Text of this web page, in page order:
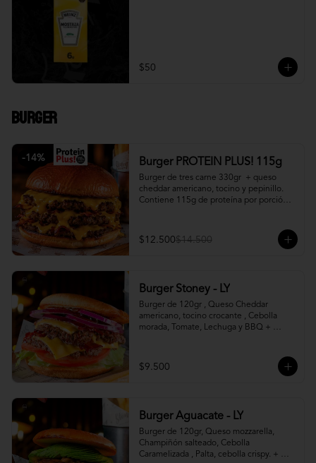
$50
Burger
-14% Burger PROTEIN PLUS! 115g
Burger de tres carne 330gr  + queso
cheddar americano, tocino y pepinillo.
Contiene 115g de proteína por porción.
$12.500$14.500
Burger Stoney - LY
Burger de 120gr , Queso Cheddar
americano, tocino crocante , Cebolla
morada, Tomate, Lechuga y BBQ +
$9.500
Burger Aguacate - LY
Burger de 120gr, Queso mozzarella,
Champiñón salteado, Cebolla
Caramelizada , Palta, cebolla crispy. +